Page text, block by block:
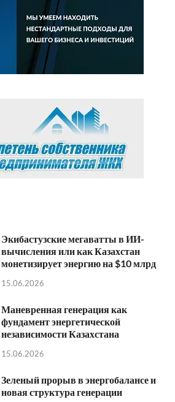
Экибастузские мегаватты в ИИ-
вычисления или как Казахстан
монетизирует энергию на $10 млрд
15.06.2026
Маневренная генерация как
фундамент энергетической
независимости Казахстана
15.06.2026
Зеленый прорыв в энергобалансе и
новая структура генерации